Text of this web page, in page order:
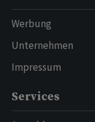
Werbung
Unternehmen
Impressum
Services